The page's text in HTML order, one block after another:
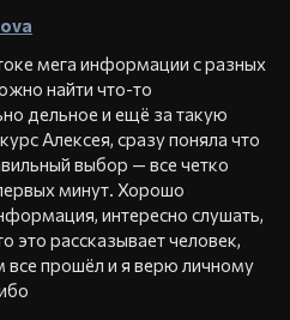
мега информации с разных
найти что-то
дельное и ещё за такую
Алексея, сразу поняла что
выбор — все четко
минут. Хорошо
интересно слушать,
это рассказывает человек,
все прошёл и я верю личному